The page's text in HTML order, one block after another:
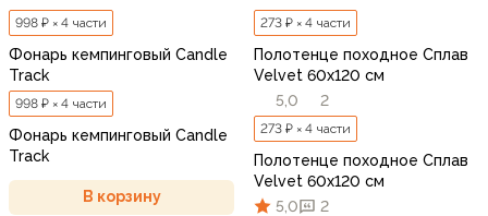
998 ₽ × 4 части
Фонарь кемпинговый Candle
Track
998 ₽ × 4 части
Фонарь кемпинговый Candle
Track
В корзину
273 ₽ × 4 части
Полотенце походное Сплав
Velvet 60х120 см
5,0
2
273 ₽ × 4 части
Полотенце походное Сплав
Velvet 60х120 см
5,0
2